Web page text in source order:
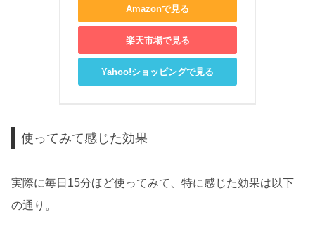
Amazonで見る
楽天市場で見る
Yahoo!ショッピングで見る
使ってみて感じた効果
実際に毎日15分ほど使ってみて、特に感じた効果は以下
の通り。